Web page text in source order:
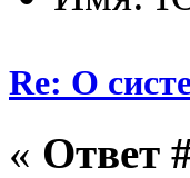
Re: О
« Ответ